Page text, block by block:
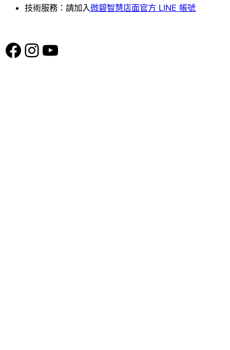
技術服務：請加入微碧智慧店面官方 LINE 帳號
Facebook Instagram YouTube